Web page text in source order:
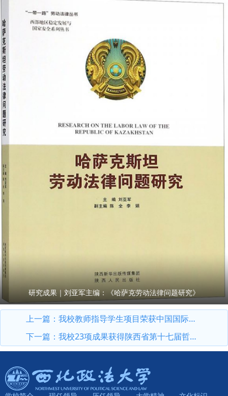
研究成果｜刘亚军主编：《哈萨克劳动法律问题研究》
上一篇： 我校教师指导学生项目荣获中国国际大学生创新大赛（2025）国赛铜奖
下一篇： 我校23项成果获得陕西省第十七届哲学社会科学优秀成果奖